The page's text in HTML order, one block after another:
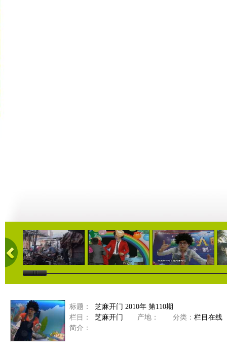
19:57 20:15 19:55
标题：
芝麻开门 2010年 第110期
栏目：
芝麻开门 产地： 分类： 栏目在线
简介：